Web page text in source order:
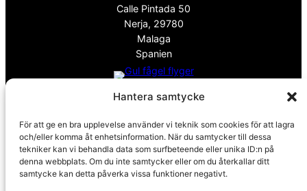
Hantera samtycke
För att ge en bra upplevelse använder vi teknik som cookies för att lagra
och/eller komma åt enhetsinformation. När du samtycker till dessa
tekniker kan vi behandla data som surfbeteende eller unika ID:n på
denna webbplats. Om du inte samtycker eller om du återkallar ditt
samtycke kan detta påverka vissa funktioner negativt.
Calle Pintada 50
Nerja, 29780
Malaga
Spanien
info@spanskafastigheter.se
Nyhetsbrev
Över 15000 Följare